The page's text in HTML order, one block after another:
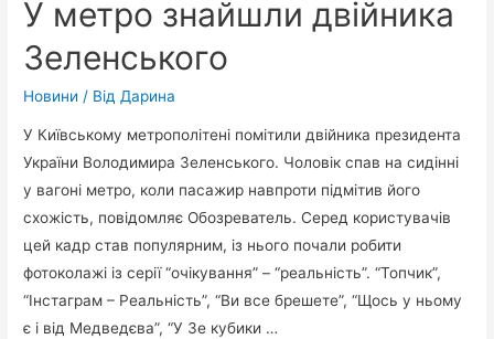
У метро знайшли двійника
Зеленського
Новини / Від Дарина
У Київському метрополітені помітили двійника президента
України Володимира Зеленського. Чоловік спав на сидінні
у вагоні метро, коли пасажир навпроти підмітив його
схожість, повідомляє Обозреватель. Серед користувачів
цей кадр став популярним, із нього почали робити
фотоколажі із серії “очікування” – “реальність”. “Топчик”,
“Інстаграм – Реальність”, “Ви все брешете”, “Щось у ньому
є і від Медведєва”, “У Зе кубики …